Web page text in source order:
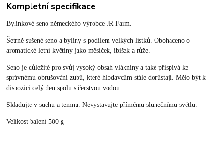
Kompletní specifikace
Bylinkové seno německého výrobce JR Farm.
Šetrně sušené seno a byliny s podílem velkých lístků. Obohaceno o
aromatické letní květiny jako měsíček, ibišek a růže.
Seno je důležité pro svůj vysoký obsah vlákniny a také přispívá ke
správnému obrušování zubů, které hlodavcům stále dorůstají.Mělo být k
dispozici celý den spolu s čerstvou vodou.
Skladujte v suchu a temnu. Nevystavujte přímému slunečnímu světlu.
Velikost balení 500 g